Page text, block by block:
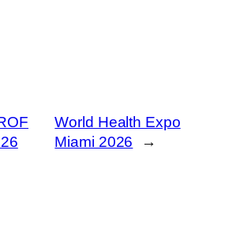
World Health Expo
Miami 2026
→